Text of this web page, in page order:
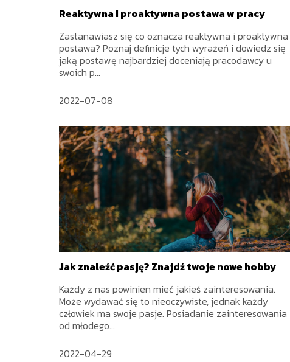
Reaktywna i proaktywna postawa w pracy
Zastanawiasz się co oznacza reaktywna i proaktywna
postawa? Poznaj definicje tych wyrażeń i dowiedz się
jaką postawę najbardziej doceniają pracodawcy u
swoich p...
2022-07-08
Jak znaleźć pasję? Znajdź twoje nowe hobby
Każdy z nas powinien mieć jakieś zainteresowania.
Może wydawać się to nieoczywiste, jednak każdy
człowiek ma swoje pasje. Posiadanie zainteresowania
od młodego...
2022-04-29